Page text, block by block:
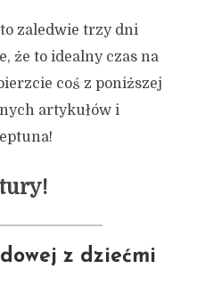
zaledwie trzy dni
że to idealny czas na
coś z poniższej
artykułów i
z dziećmi